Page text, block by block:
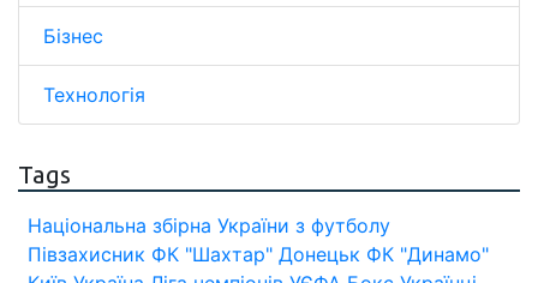
Бізнес
Технологія
Tags
Національна збірна України з футболу
Півзахисник ФК "Шахтар" Донецьк ФК "Динамо"